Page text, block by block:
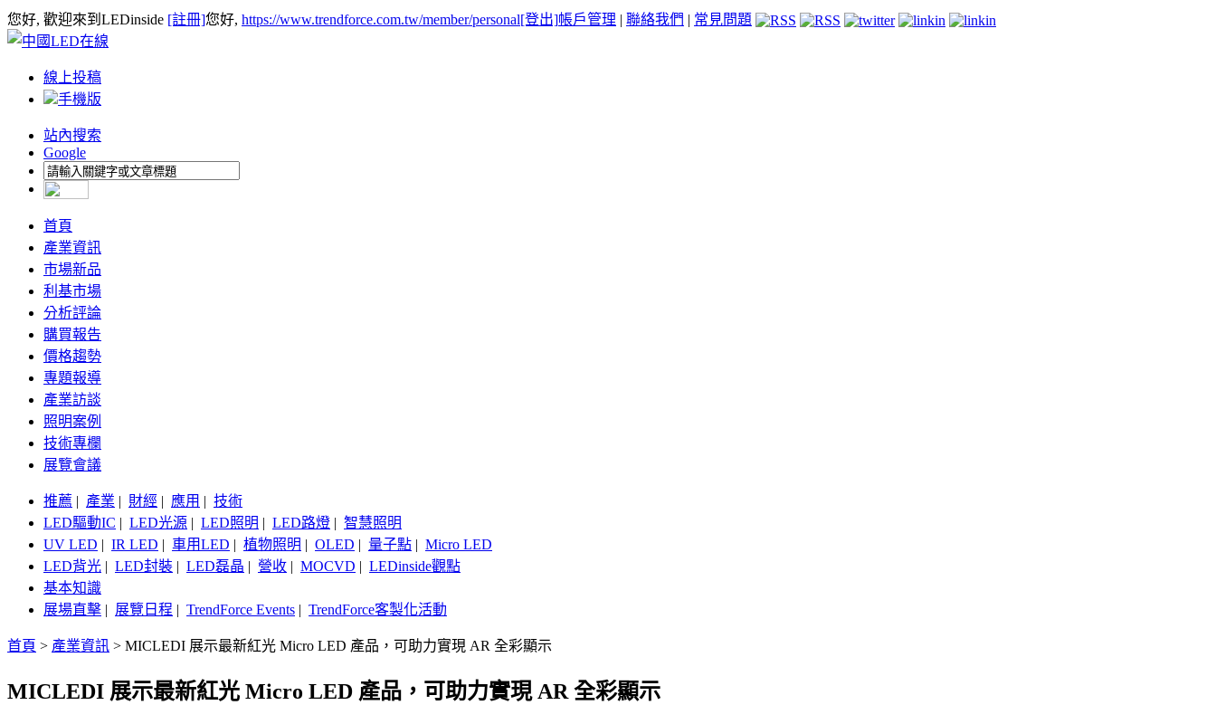
您好, 歡迎來到LEDinside [註冊]您好, https://www.trendforce.com.tw/member/personal[登出]帳戶管理 | 聯絡我們 | 常見問題
線上投稿
手機版
站內搜索
Google
首頁
產業資訊
市場新品
利基市場
分析評論
購買報告
價格趨勢
專題報導
產業訪談
照明案例
技術專欄
展覽會議
推薦 | 產業 | 財經 | 應用 | 技術
LED驅動IC | LED光源 | LED照明 | LED路燈 | 智慧照明
UV LED | IR LED | 車用LED | 植物照明 | OLED | 量子點 | Micro LED
LED背光 | LED封裝 | LED磊晶 | 營收 | MOCVD | LEDinside觀點
基本知識
展場直擊 | 展覽日程 | TrendForce Events | TrendForce客製化活動
首頁 > 產業資訊 > MICLEDI 展示最新紅光 Micro LED 產品，可助力實現 AR 全彩顯示
MICLEDI 展示最新紅光 Micro LED 產品，可助力實現 AR 全彩顯示